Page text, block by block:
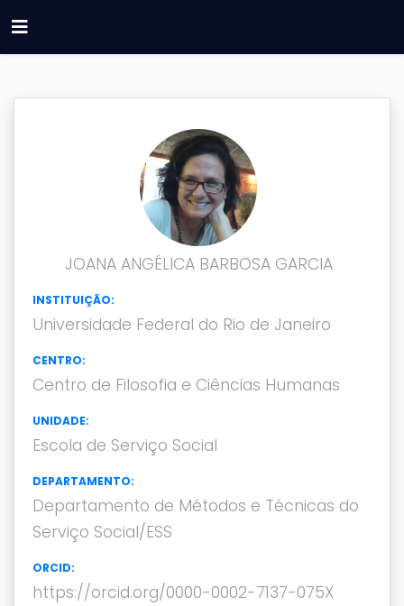
JOANA ANGÉLICA BARBOSA GARCIA
INSTITUIÇÃO:
Universidade Federal do Rio de Janeiro
CENTRO:
Centro de Filosofia e Ciências Humanas
UNIDADE:
Escola de Serviço Social
DEPARTAMENTO:
Departamento de Métodos e Técnicas do
Serviço Social/ESS
ORCID:
https://orcid.org/0000-0002-7137-075X